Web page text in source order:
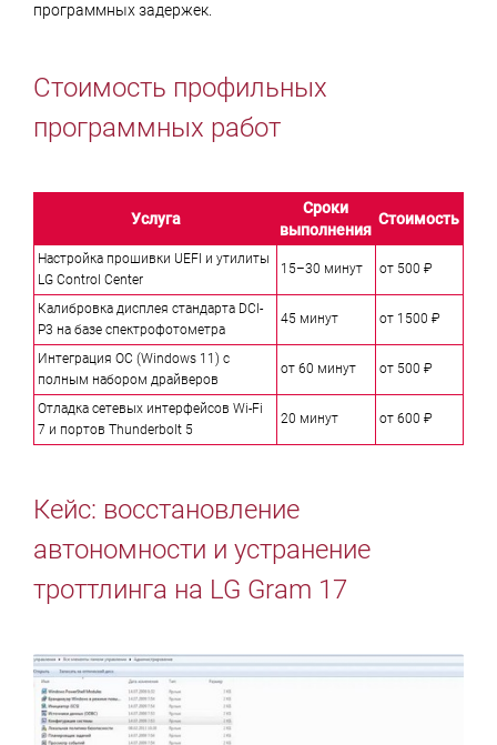
программных задержек.
Стоимость профильных
программных работ
Услуга
Сроки
выполнения
Стоимость
Настройка прошивки UEFI и утилиты
LG Control Center
15–30 минут от 500 ₽
Калибровка дисплея стандарта DCI-
P3 на базе спектрофотометра
45 минут от 1500 ₽
Интеграция ОС (Windows 11) с
полным набором драйверов
от 60 минут от 500 ₽
Отладка сетевых интерфейсов Wi-Fi
7 и портов Thunderbolt 5
20 минут от 600 ₽
Кейс: восстановление
автономности и устранение
троттлинга на LG Gram 17